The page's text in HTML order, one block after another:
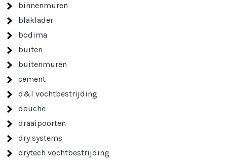
binnenmuren
blaklader
bodima
buiten
buitenmuren
cement
d&l vochtbestrijding
douche
draaipoorten
dry systems
drytech vochtbestrijding